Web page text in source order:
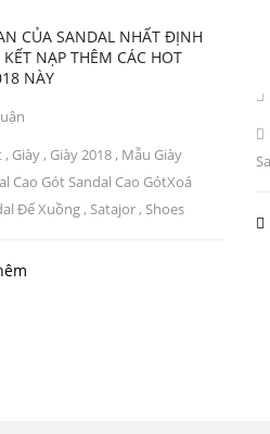
CỦA SANDAL NHẤT ĐỊNH
KẾT NẠP THÊM CÁC HOT
NÀY
, Giày, Giày 2018, Mẫu Giày
Cao Gót Sandal Cao GótXoá
Đế Xuồng, Satajor, Shoes